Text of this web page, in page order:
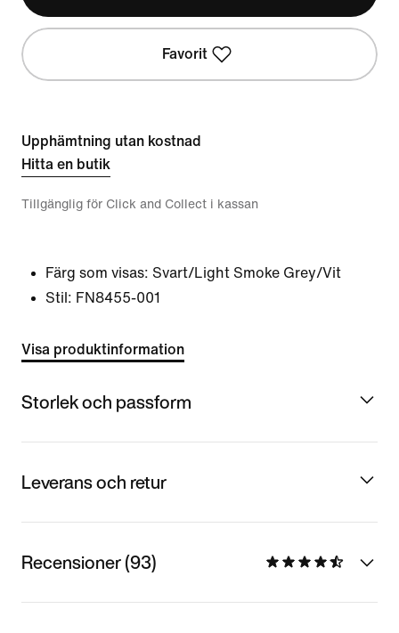
Favorit
Upphämtning utan kostnad
Hitta en butik
Tillgänglig för Click and Collect i kassan
Färg som visas: Svart/Light Smoke Grey/Vit
Stil: FN8455-001
Visa produktinformation
Storlek och passform
Leverans och retur
Recensioner (93)